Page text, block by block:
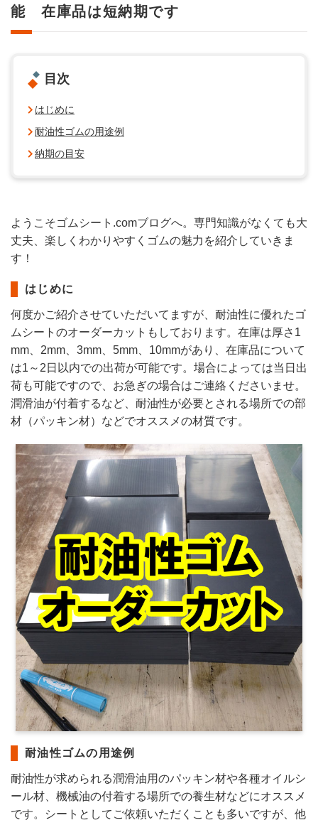
能 在庫品は短納期です
目次
はじめに
耐油性ゴムの用途例
納期の目安
ようこそゴムシート.comブログへ。専門知識がなくても大
丈夫、楽しくわかりやすくゴムの魅力を紹介していきま
す！
はじめに
何度かご紹介させていただいてますが、耐油性に優れたゴ
ムシートのオーダーカットもしております。在庫は厚さ1
mm、2mm、3mm、5mm、10mmがあり、在庫品について
は1～2日以内での出荷が可能です。場合によっては当日出
荷も可能ですので、お急ぎの場合はご連絡くださいませ。
潤滑油が付着するなど、耐油性が必要とされる場所での部
材（パッキン材）などでオススメの材質です。
耐油性ゴムの用途例
耐油性が求められる潤滑油用のパッキン材や各種オイルシ
ール材、機械油の付着する場所での養生材などにオススメ
です。シートとしてご依頼いただくことも多いですが、他